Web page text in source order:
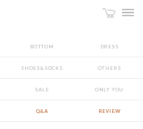
BOTTOM DRESS
SHOES&SOCKS OTHERS
SALE ONLY YOU
Q&A REVIEW